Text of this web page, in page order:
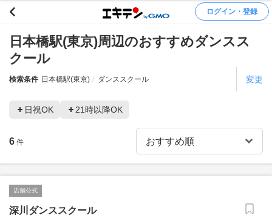
ログイン・登録
日本橋駅(東京)周辺のおすすめダンスス
クール
検索条件 日本橋駅(東京) ダンススクール 変更
日祝OK 21時以降OK
6 件
店舗公式
深川ダンススクール